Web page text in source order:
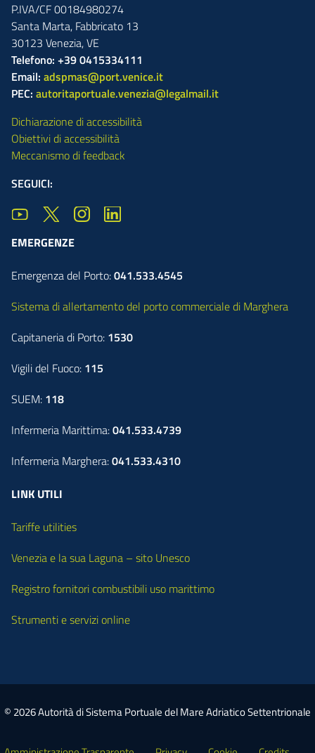
P.IVA/CF 00184980274
Santa Marta, Fabbricato 13
30123 Venezia,VE
Telefono: +39 0415334111
Email: adspmas@port.venice.it
PEC: autoritaportuale.venezia@legalmail.it
Dichiarazione di accessibilità
Obiettivi di accessibilità
Meccanismo di feedback
SEGUICI:
EMERGENZE
Emergenza del Porto:041.533.4545
Sistema di allertamento del porto commerciale di Marghera
Capitaneria di Porto: 1530
Vigili del Fuoco: 115
SUEM: 118
Infermeria Marittima:041.533.4739
Infermeria Marghera:041.533.4310
LINK UTILI
Tariffe utilities
Venezia e la sua Laguna – sito Unesco
Registro fornitori combustibili uso marittimo
Strumenti e servizi online
© 2026 Autorità di Sistema Portuale del Mare Adriatico Settentrionale